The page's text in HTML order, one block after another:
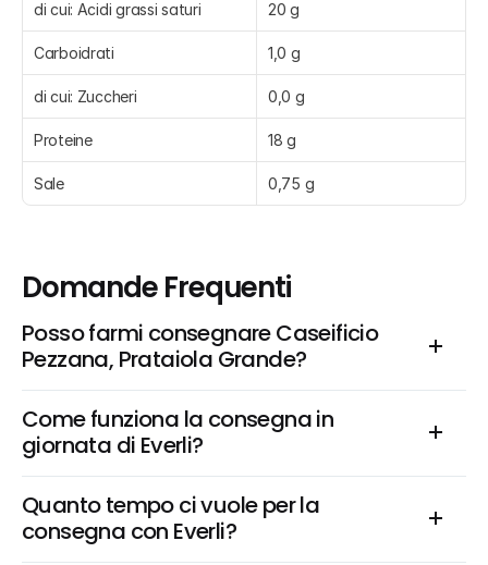
di cui: Acidi grassi saturi 20 g
Carboidrati 1,0 g
di cui: Zuccheri 0,0 g
Proteine 18 g
Sale 0,75 g
Domande Frequenti
Posso farmi consegnare Caseificio
Pezzana, Prataiola Grande?
Come funziona la consegna in
giornata di Everli?
Quanto tempo ci vuole per la
consegna con Everli?